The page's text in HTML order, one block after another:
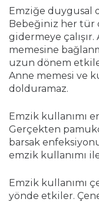
Emziğe duygusal
Bebeğiniz her tür
gidermeye
memesine
uzun dönem
Anne memesi ve
dolduramaz.
Emzik kullanımı
Gerçekten
barsak
emzik kullanımı
Emzik kullanımı
yönde etkiler.